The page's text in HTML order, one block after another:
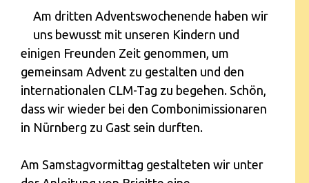
Am dritten Adventswochenende haben wir
uns bewusst mit unseren Kindern und
einigen Freunden Zeit genommen, um
gemeinsam Advent zu gestalten und den
internationalen CLM-Tag zu begehen. Schön,
dass wir wieder bei den Combonimissionaren
in Nürnberg zu Gast sein durften.
Am Samstagvormittag gestalteten wir unter